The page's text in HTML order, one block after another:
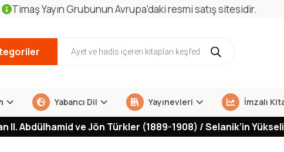
Timaş Yayın Grubunun Avrupa'daki resmi satış sitesidir.
Yabancı Dil Yayınevleri İmzalı
II. Abdülhamid ve Jön Türkler (1889-1908) / Selanik’in